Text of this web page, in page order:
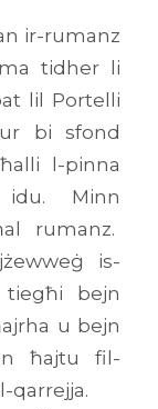
ir-rumanz
tidher li
lil Portelli
bi sfond
l-pinna
idu. Minn
rumanz.
is-
tiegħi bejn
u bejn
ħajtu fil-
qarrejja.